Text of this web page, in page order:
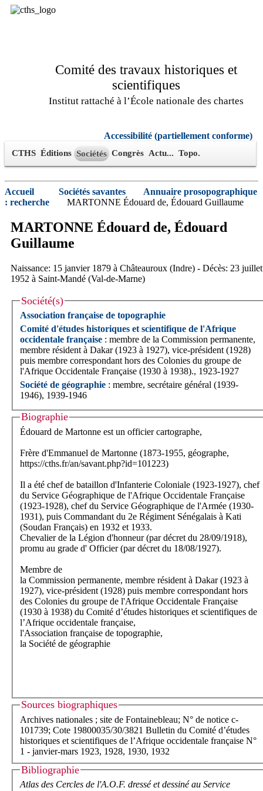
Comité des travaux historiques et
scientifiques
Institut rattaché à l’École nationale des chartes
Accessibilité (partiellement conforme)
CTHS Éditions Sociétés Congrès Actu... Topo.
Accueil Sociétés savantes
Annuaire prosopographique
: recherche
MARTONNE Édouard de, Édouard Guillaume
MARTONNE Édouard de, Édouard
Guillaume
Naissance: 15 janvier 1879 à Châteauroux (Indre) - Décès: 23 juillet
1952 à Saint-Mandé (Val-de-Marne)
Société(s)
Association française de topographie
Comité d'études historiques et scientifique de l'Afrique
occidentale française : membre de la Commission permanente,
membre résident à Dakar (1923 à 1927), vice-président (1928)
puis membre correspondant hors des Colonies du groupe de
l'Afrique Occidentale Française (1930 à 1938)., 1923-1927
Société de géographie : membre, secrétaire général (1939-
1946), 1939-1946
Biographie
Édouard de Martonne est un officier cartographe,
Frère d'Emmanuel de Martonne (1873-1955, géographe,
https://cths.fr/an/savant.php?id=101223)
Il a été chef de bataillon d'Infanterie Coloniale (1923-1927), chef
du Service Géographique de l'Afrique Occidentale Française
(1923-1928), chef du Service Géographique de l'Armée (1930-
1931), puis Commandant du 2e Régiment Sénégalais à Kati
(Soudan Français) en 1932 et 1933.
Chevalier de la Légion d'honneur (par décret du 28/09/1918),
promu au grade d' Officier (par décret du 18/08/1927).
Membre de
la Commission permanente, membre résident à Dakar (1923 à
1927), vice-président (1928) puis membre correspondant hors
des Colonies du groupe de l'Afrique Occidentale Française
(1930 à 1938) du Comité d’études historiques et scientifiques de
l’Afrique occidentale française,
l'Association française de topographie,
la Société de géographie
Sources biographiques
Archives nationales ; site de Fontainebleau; N° de notice c-
101739; Cote 19800035/30/3821 Bulletin du Comité d’études
historiques et scientifiques de l’Afrique occidentale française N°
1 - janvier-mars 1923, 1928, 1930, 1932
Bibliographie
Atlas des Cercles de l'A.O.F. dressé et dessiné au Service